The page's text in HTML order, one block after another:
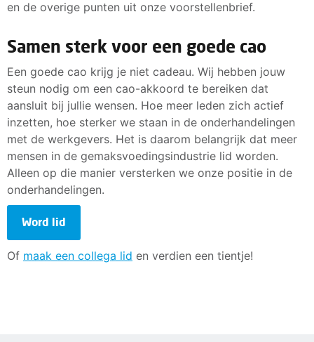
en de overige punten uit onze voorstellenbrief.
Samen sterk voor een goede cao
Een goede cao krijg je niet cadeau. Wij hebben jouw
steun nodig om een cao-akkoord te bereiken dat
aansluit bij jullie wensen. Hoe meer leden zich actief
inzetten, hoe sterker we staan in de onderhandelingen
met de werkgevers. Het is daarom belangrijk dat meer
mensen in de gemaksvoedingsindustrie lid worden.
Alleen op die manier versterken we onze positie in de
onderhandelingen.
Word lid
Of maak een collega lid en verdien een tientje!